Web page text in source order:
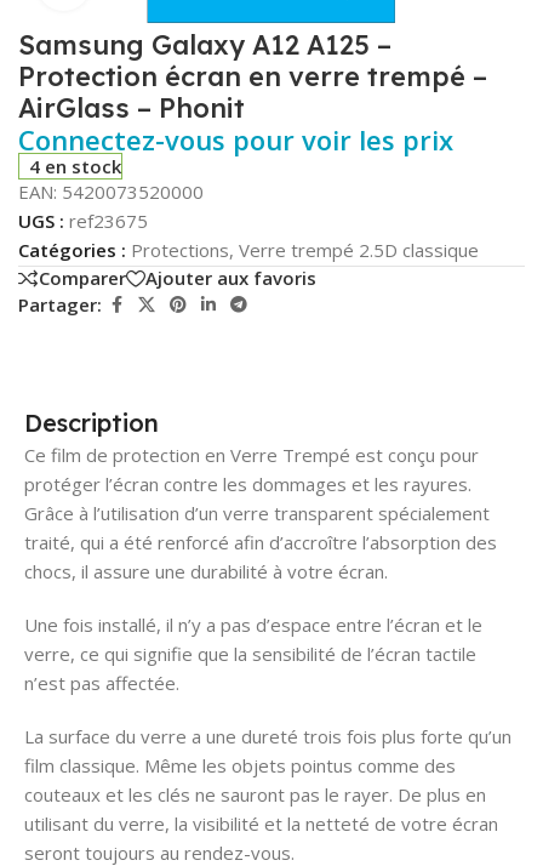
Samsung Galaxy A12 A125 –
Protection écran en verre trempé –
AirGlass – Phonit
Connectez-vous pour voir les prix
4 en stock
EAN: 5420073520000
UGS : ref23675
Catégories : Protections, Verre trempé 2.5D classique
Comparer
Ajouter aux favoris
Partager:
Description
Ce film de protection en Verre Trempé est conçu pour
protéger l’écran contre les dommages et les rayures.
Grâce à l’utilisation d’un verre transparent spécialement
traité, qui a été renforcé afin d’accroître l’absorption des
chocs, il assure une durabilité à votre écran.
Une fois installé, il n’y a pas d’espace entre l’écran et le
verre, ce qui signifie que la sensibilité de l’écran tactile
n’est pas affectée.
La surface du verre a une dureté trois fois plus forte qu’un
film classique. Même les objets pointus comme des
couteaux et les clés ne sauront pas le rayer. De plus en
utilisant du verre, la visibilité et la netteté de votre écran
seront toujours au rendez-vous.